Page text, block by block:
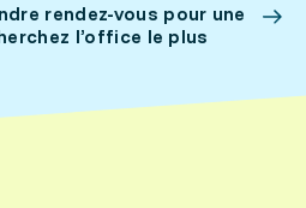
rendez-vous pour une
l’office le plus